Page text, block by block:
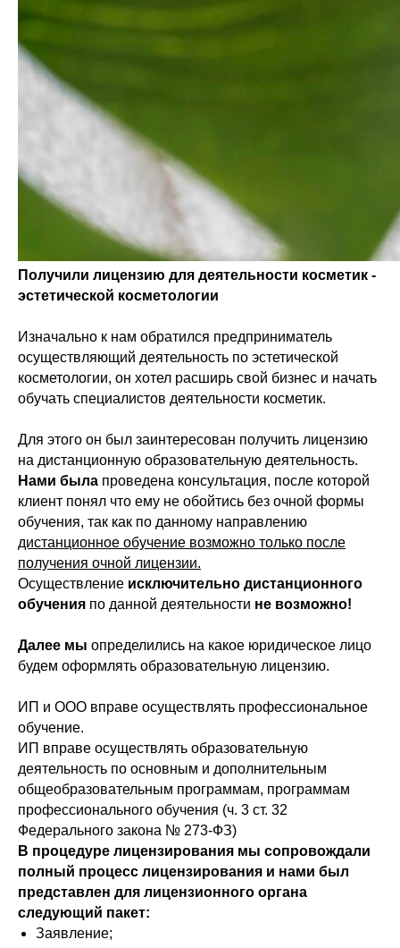
Получили лицензию для деятельности косметик -
эстетической косметологии
Изначально к нам обратился предприниматель
осуществляющий деятельность по эстетической
косметологии, он хотел расширь свой бизнес и начать
обучать специалистов деятельности косметик.
Для этого он был заинтересован получить лицензию
на дистанционную образовательную деятельность.
Нами была проведена консультация, после которой
клиент понял что ему не обойтись без очной формы
обучения, так как по данному направлению
дистанционное обучение возможно только после
получения очной лицензии.
Осуществление исключительно дистанционного
обучения по данной деятельности не возможно!
Далее мы определились на какое юридическое лицо
будем оформлять образовательную лицензию.
ИП и ООО вправе осуществлять профессиональное
обучение.
ИП вправе осуществлять образовательную
деятельность по основным и дополнительным
общеобразовательным программам, программам
профессионального обучения (ч. 3 ст. 32
Федерального закона № 273-ФЗ)
В процедуре лицензирования мы сопровождали
полный процесс лицензирования и нами был
представлен для лицензионного органа
следующий пакет:
Заявление;